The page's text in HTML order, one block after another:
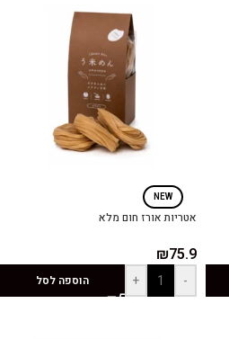
NEW
אטריות אורז חום מלא
₪75.9
-
+ הוספה לסל